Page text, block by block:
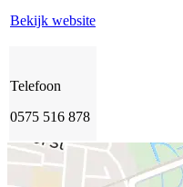
Bekijk website
Telefoon
0575 516 878